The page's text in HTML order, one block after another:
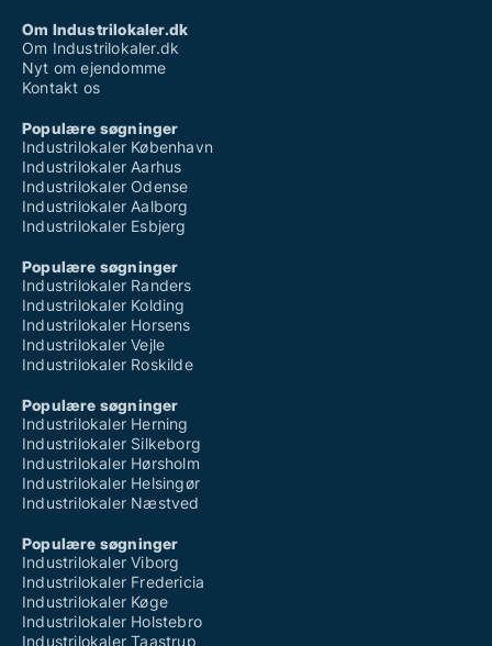
Om Industrilokaler.dk
Om Industrilokaler.dk
Nyt om ejendomme
Kontakt os
Populære søgninger
Industrilokaler København
Industrilokaler Aarhus
Industrilokaler Odense
Industrilokaler Aalborg
Industrilokaler Esbjerg
Populære søgninger
Industrilokaler Randers
Industrilokaler Kolding
Industrilokaler Horsens
Industrilokaler Vejle
Industrilokaler Roskilde
Populære søgninger
Industrilokaler Herning
Industrilokaler Silkeborg
Industrilokaler Hørsholm
Industrilokaler Helsingør
Industrilokaler Næstved
Populære søgninger
Industrilokaler Viborg
Industrilokaler Fredericia
Industrilokaler Køge
Industrilokaler Holstebro
Industrilokaler Taastrup